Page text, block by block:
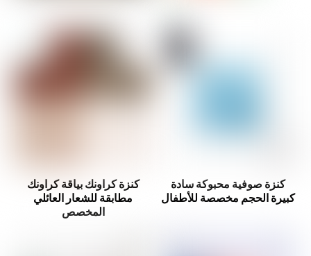
كنزة صوفية محبوكة سادة
كبيرة الحجم مخصصة للأطفال
كنزة كراونك بياقة كراونك
مطابقة للشعار العائلي
المخصص